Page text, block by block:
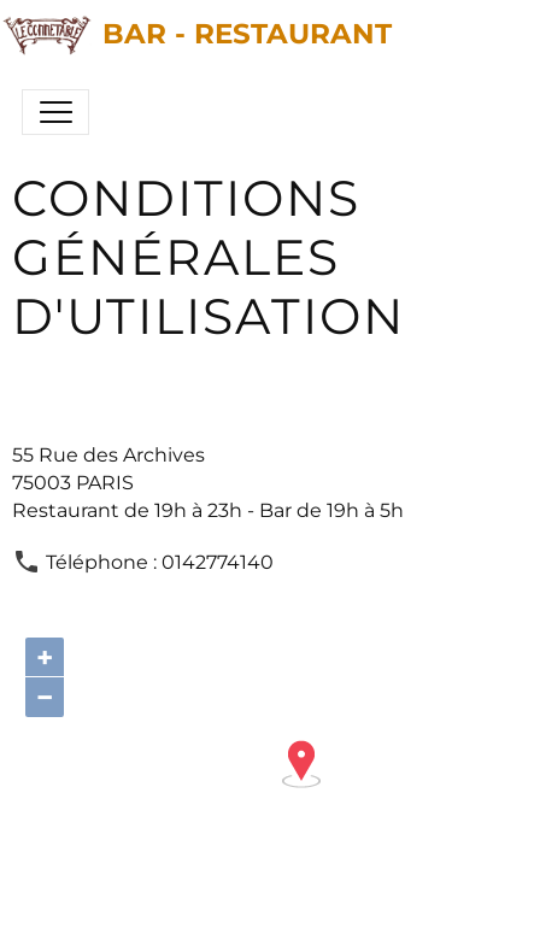
BAR - RESTAURANT
CONDITIONS
GÉNÉRALES
D'UTILISATION
55 Rue des Archives
75003 PARIS
Restaurant de 19h à 23h - Bar de 19h à 5h
Téléphone : 0142774140
+
−